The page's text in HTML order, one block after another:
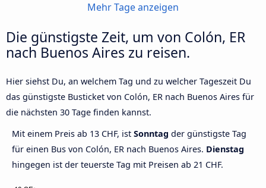
Mehr Tage anzeigen
Die günstigste Zeit, um von Colón, ER
nach Buenos Aires zu reisen.
Hier siehst Du, an welchem Tag und zu welcher Tageszeit Du
das günstigste Busticket von Colón, ER nach Buenos Aires für
die nächsten 30 Tage finden kannst.
Mit einem Preis ab 13 CHF, ist Sonntag der günstigste Tag
für einen Bus von Colón, ER nach Buenos Aires. Dienstag
hingegen ist der teuerste Tag mit Preisen ab 21 CHF.